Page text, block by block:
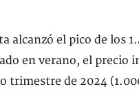
alcanzó el pico de los
en verano, el precio
trimestre de 2024